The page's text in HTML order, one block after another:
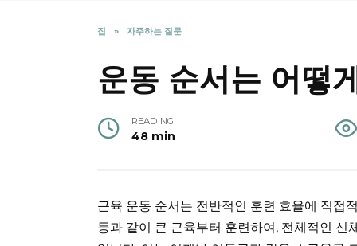
집 » 자주하는 질문
운동 순서는 어떻
READING
48 min
근육 운동 순서는 전반적인 훈련 효율에 직접
등과 같이 큰 근육부터 훈련하여, 전체적인